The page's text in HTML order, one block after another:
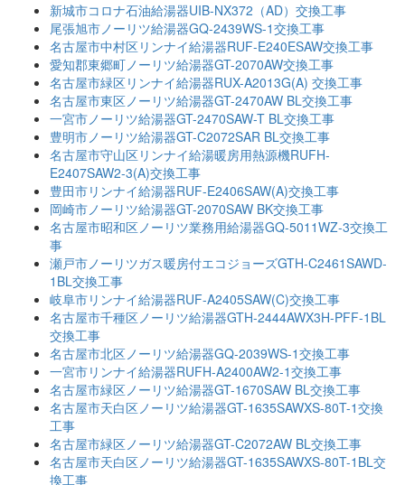
新城市コロナ石油給湯器UIB-NX372（AD）交換工事
尾張旭市ノーリツ給湯器GQ-2439WS-1交換工事
名古屋市中村区リンナイ給湯器RUF-E240ESAW交換工事
愛知郡東郷町ノーリツ給湯器GT-2070AW交換工事
名古屋市緑区リンナイ給湯器RUX-A2013G(A) 交換工事
名古屋市東区ノーリツ給湯器GT-2470AW BL交換工事
一宮市ノーリツ給湯器GT-2470SAW-T BL交換工事
豊明市ノーリツ給湯器GT-C2072SAR BL交換工事
名古屋市守山区リンナイ給湯暖房用熱源機RUFH-
E2407SAW2-3(A)交換工事
豊田市リンナイ給湯器RUF-E2406SAW(A)交換工事
岡崎市ノーリツ給湯器GT-2070SAW BK交換工事
名古屋市昭和区ノーリツ業務用給湯器GQ-5011WZ-3交換工
事
瀬戸市ノーリツガス暖房付エコジョーズGTH-C2461SAWD-
1BL交換工事
岐阜市リンナイ給湯器RUF-A2405SAW(C)交換工事
名古屋市千種区ノーリツ給湯器GTH-2444AWX3H-PFF-1BL
交換工事
名古屋市北区ノーリツ給湯器GQ-2039WS-1交換工事
一宮市リンナイ給湯器RUFH-A2400AW2-1交換工事
名古屋市緑区ノーリツ給湯器GT-1670SAW BL交換工事
名古屋市天白区ノーリツ給湯器GT-1635SAWXS-80T-1交換
工事
名古屋市緑区ノーリツ給湯器GT-C2072AW BL交換工事
名古屋市天白区ノーリツ給湯器GT-1635SAWXS-80T-1BL交
換工事